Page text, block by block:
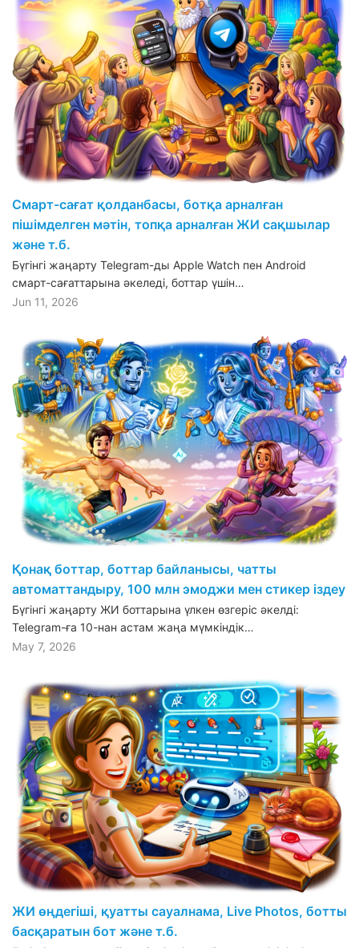
Смарт-сағат қолданбасы, ботқа арналған
пішімделген мәтін, топқа арналған ЖИ сақшылар
және т.б.
Бүгінгі жаңарту Telegram-ды Apple Watch пен Android
смарт-сағаттарына әкеледі, боттар үшін…
Jun 11, 2026
Қонақ боттар, боттар байланысы, чатты
автоматтандыру, 100 млн эмоджи мен стикер іздеу
Бүгінгі жаңарту ЖИ боттарына үлкен өзгеріс әкелді:
Telegram-ға 10-нан астам жаңа мүмкіндік…
May 7, 2026
ЖИ өңдегіші, қуатты сауалнама, Live Photos, ботты
басқаратын бот және т.б.